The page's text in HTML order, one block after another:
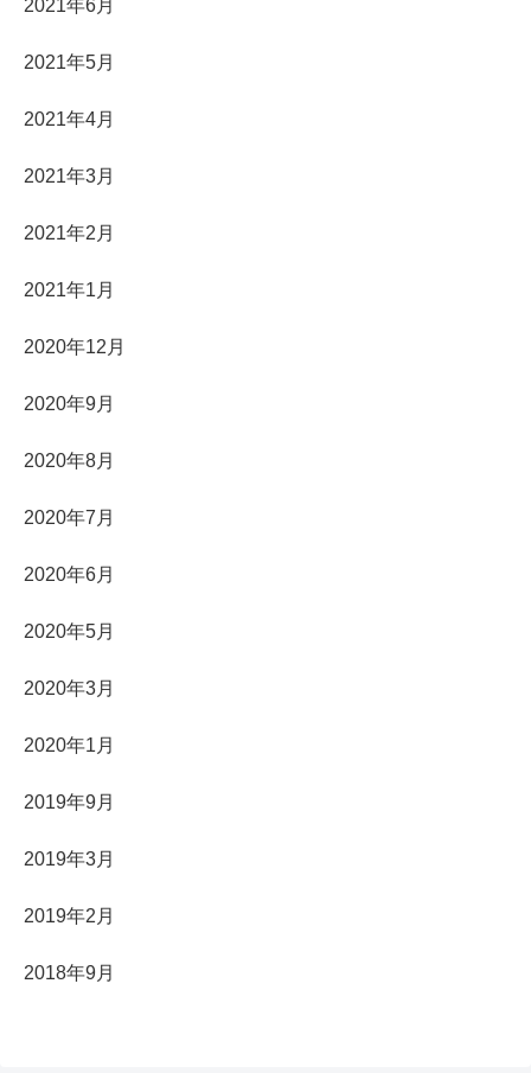
2021年6月
2021年5月
2021年4月
2021年3月
2021年2月
2021年1月
2020年12月
2020年9月
2020年8月
2020年7月
2020年6月
2020年5月
2020年3月
2020年1月
2019年9月
2019年3月
2019年2月
2018年9月